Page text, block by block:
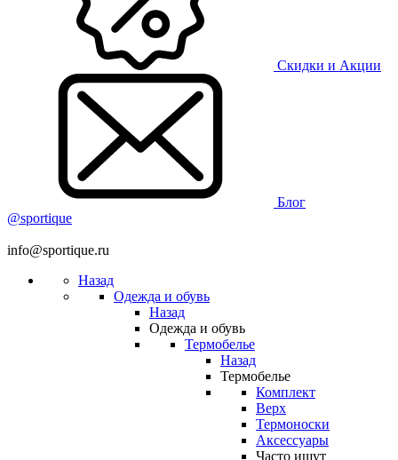
Скидки и Акции
Блог
@sportique
info@sportique.ru
Назад
Одежда и обувь
Назад
Одежда и обувь
Термобелье
Назад
Термобелье
Комплект
Верх
Термоноски
Аксессуары
Часто ищут